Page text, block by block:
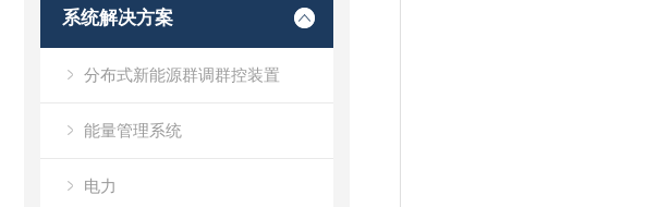
系统解决方案
分布式新能源群调群控装置
能量管理系统
电力